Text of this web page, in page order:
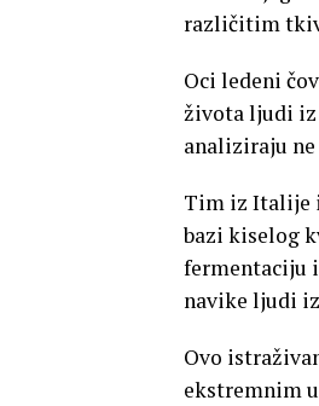
različitim
Oci ledeni
života ljudi iz
analiziraju
Tim iz Italije
bazi kiselog
fermentaciju
navike ljudi
Ovo
ekstremnim